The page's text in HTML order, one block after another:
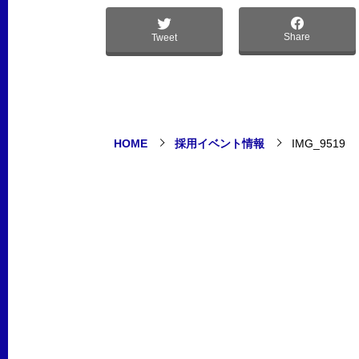
Tweet Share
HOME 採用イベント情報 IMG_9519